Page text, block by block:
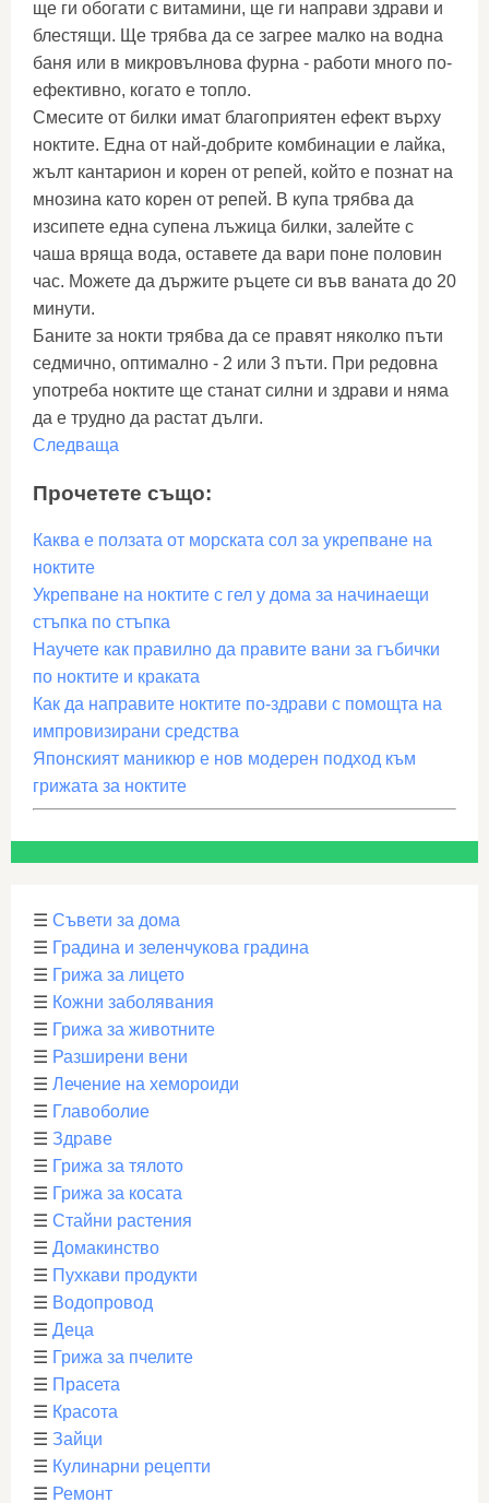
ще ги обогати с витамини, ще ги направи здрави и
блестящи. Ще трябва да се загрее малко на водна
баня или в микровълнова фурна - работи много по-
ефективно, когато е топло.
Смесите от билки имат благоприятен ефект върху
ноктите. Една от най-добрите комбинации е лайка,
жълт кантарион и корен от репей, който е познат на
мнозина като корен от репей. В купа трябва да
изсипете една супена лъжица билки, залейте с
чаша вряща вода, оставете да вари поне половин
час. Можете да държите ръцете си във ваната до 20
минути.
Баните за нокти трябва да се правят няколко пъти
седмично, оптимално - 2 или 3 пъти. При редовна
употреба ноктите ще станат силни и здрави и няма
да е трудно да растат дълги.
Следваща
Прочетете също:
Каква е ползата от морската сол за укрепване на
ноктите
Укрепване на ноктите с гел у дома за начинаещи
стъпка по стъпка
Научете как правилно да правите вани за гъбички
по ноктите и краката
Как да направите ноктите по-здрави с помощта на
импровизирани средства
Японският маникюр е нов модерен подход към
грижата за ноктите
☰ Съвети за дома
☰ Градина и зеленчукова градина
☰ Грижа за лицето
☰ Кожни заболявания
☰ Грижа за животните
☰ Разширени вени
☰ Лечение на хемороиди
☰ Главоболие
☰ Здраве
☰ Грижа за тялото
☰ Грижа за косата
☰ Стайни растения
☰ Домакинство
☰ Пухкави продукти
☰ Водопровод
☰ Деца
☰ Грижа за пчелите
☰ Прасета
☰ Красота
☰ Зайци
☰ Кулинарни рецепти
☰ Ремонт